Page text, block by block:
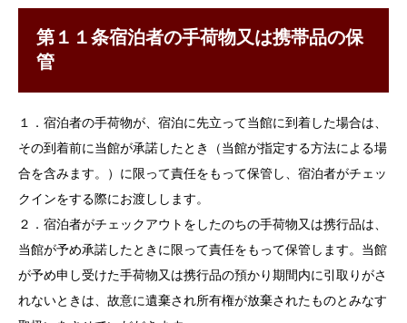
第１１条宿泊者の手荷物又は携帯品の保
管
１．宿泊者の手荷物が、宿泊に先立って当館に到着した場合は、
その到着前に当館が承諾したとき（当館が指定する方法による場
合を含みます。）に限って責任をもって保管し、宿泊者がチェッ
クインをする際にお渡しします。
２．宿泊者がチェックアウトをしたのちの手荷物又は携行品は、
当館が予め承諾したときに限って責任をもって保管します。当館
が予め申し受けた手荷物又は携行品の預かり期間内に引取りがさ
れないときは、故意に遺棄され所有権が放棄されたものとみなす